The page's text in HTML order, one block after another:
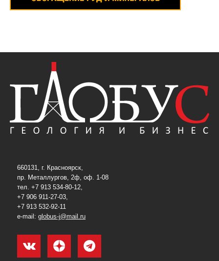
660131, г. Красноярск,
пр. Металлургов, 2ф, оф. 1-08
тел. +7 913 534-80-12,
+7 906 911-27-03,
+7 913 532-92-11
e-mail: globus-j@mail.ru